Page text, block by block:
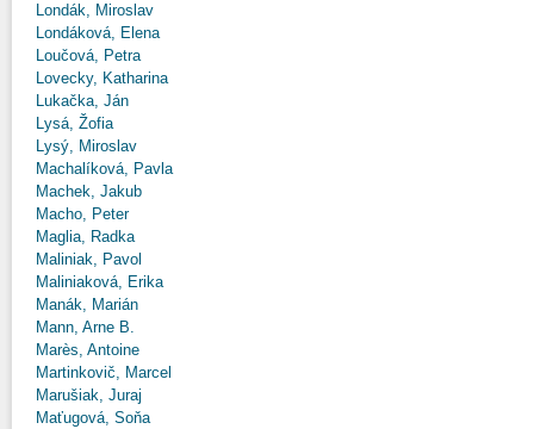
Londák, Miroslav
Londáková, Elena
Loučová, Petra
Lovecky, Katharina
Lukačka, Ján
Lysá, Žofia
Lysý, Miroslav
Machalíková, Pavla
Machek, Jakub
Macho, Peter
Maglia, Radka
Maliniak, Pavol
Maliniaková, Erika
Manák, Marián
Mann, Arne B.
Marès, Antoine
Martinkovič, Marcel
Marušiak, Juraj
Maťugová, Soňa